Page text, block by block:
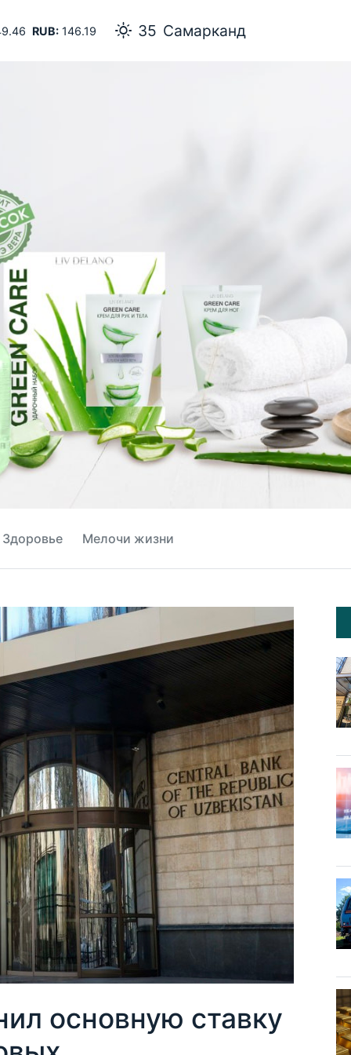
RUB:146.19 35 Самарканд
Здоровье Мелочи жизни
основную ставку